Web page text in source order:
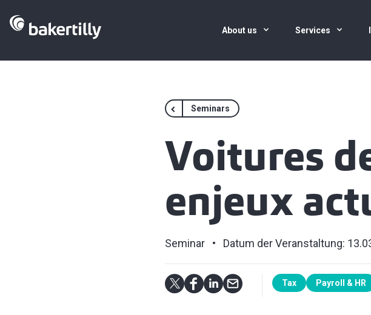
About us Services
Seminars
Voitures
enjeux
Seminar Datum der Veranstaltung:
Tax Payroll & HR